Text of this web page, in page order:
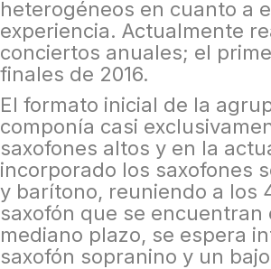
heterogéneos en cuanto a
experiencia. Actualmente
conciertos anuales; el
finales de 2016.
El formato inicial de la
componía casi
saxofones altos y en la
incorporado los saxofones
y barítono, reuniendo a los
saxofón que se encuentran
mediano plazo, se espera
saxofón sopranino y un